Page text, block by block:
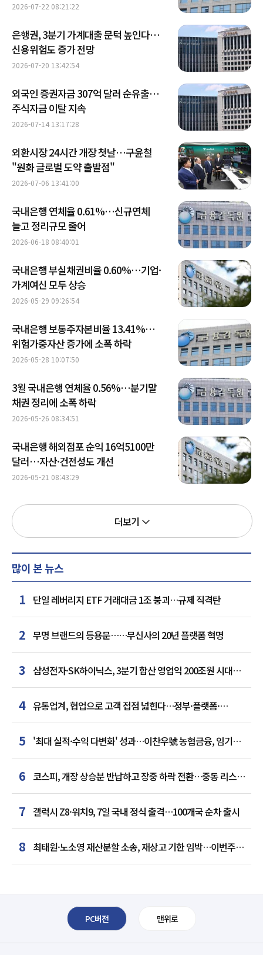
2026-07-22 08:21:22
은행권, 3분기 가계대출 문턱 높인다…
신용위험도 증가 전망
2026-07-20 13:42:54
외국인 증권자금 307억 달러 순유출…
주식자금 이탈 지속
2026-07-14 13:17:28
외환시장 24시간 개장 첫날…구윤철
"원화 글로벌 도약 출발점"
2026-07-06 13:41:00
국내은행 연체율 0.61%…신규연체
늘고 정리규모 줄어
2026-06-18 08:40:01
국내은행 부실채권비율 0.60%…기업·
가계여신 모두 상승
2026-05-29 09:26:54
국내은행 보통주자본비율 13.41%…
위험가중자산 증가에 소폭 하락
2026-05-28 10:07:50
3월 국내은행 연체율 0.56%…분기말
채권 정리에 소폭 하락
2026-05-26 08:34:51
국내은행 해외점포 순익 16억5100만
달러…자산·건전성도 개선
2026-05-21 08:43:29
더보기
많이 본 뉴스
1 단일 레버리지 ETF 거래대금 1조 붕괴…규제 직격탄
2 무명 브랜드의 등용문……무신사의 20년 플랫폼 혁명
3
삼성전자·SK하이닉스, 3분기 합산 영업익 200조원 시대
여나…中 추격은 부담
4 유통업계, 협업으로 고객 접점 넓힌다…정부·플랫폼·
인플루언서와 맞손
5 '최대 실적·수익 다변화' 성과…이찬우號 농협금융, 임기
말년 성장 박차
6 코스피, 개장 상승분 반납하고 장중 하락 전환…중동 리스크·
美 경계감
7 갤럭시 Z8·워치9, 7일 국내 정식 출격…100개국 순차 출시
8 최태원·노소영 재산분할 소송, 재상고 기한 임박…이번주
결론 갈림길
PC버전 맨위로